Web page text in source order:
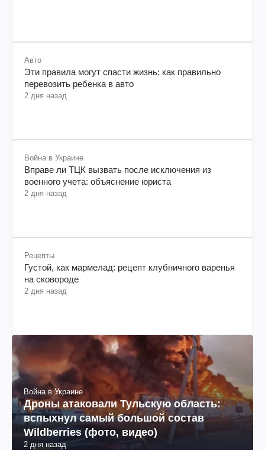
Авто
Эти правила могут спасти жизнь: как правильно
перевозить ребенка в авто
2 дня назад
Война в Украине
Вправе ли ТЦК вызвать после исключения из
военного учета: объяснение юриста
2 дня назад
Рецепты
Густой, как мармелад: рецепт клубничного варенья
на сковороде
2 дня назад
Война в Украине
Дроны атаковали Тульскую область:
вспыхнул самый большой состав
Wildberries (фото, видео)
2 дня назад